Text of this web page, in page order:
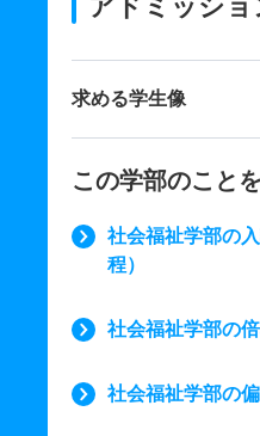
アドミッシ
求める学生像
この学部のこと
社会福祉学部の
程）
社会福祉学部の
社会福祉学部の